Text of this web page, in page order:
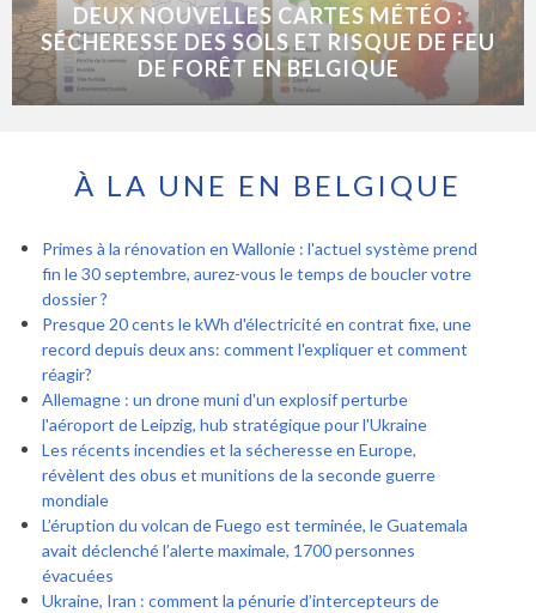
DEUX NOUVELLES CARTES MÉTÉO :
SÉCHERESSE DES SOLS ET RISQUE DE FEU
DE FORÊT EN BELGIQUE
À LA UNE EN BELGIQUE
Primes à la rénovation en Wallonie : l'actuel système prend
fin le 30 septembre, aurez-vous le temps de boucler votre
dossier ?
Presque 20 cents le kWh d'électricité en contrat fixe, une
record depuis deux ans: comment l'expliquer et comment
réagir?
Allemagne : un drone muni d'un explosif perturbe
l'aéroport de Leipzig, hub stratégique pour l'Ukraine
Les récents incendies et la sécheresse en Europe,
révèlent des obus et munitions de la seconde guerre
mondiale
L’éruption du volcan de Fuego est terminée, le Guatemala
avait déclenché l’alerte maximale, 1700 personnes
évacuées
Ukraine, Iran : comment la pénurie d’intercepteurs de